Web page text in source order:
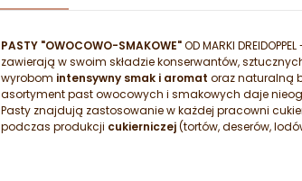
PASTY "OWOCOWO-SMAKOWE"OD MARKI
zawierają w swoim składzie konserwantów,
wyrobom intensywny smak i aromat oraz naturalną
asortyment past owocowych i smakowych daje
Pasty znajdują zastosowanie w każdej pracowni
podczas produkcji cukierniczej(tortów, deserów,